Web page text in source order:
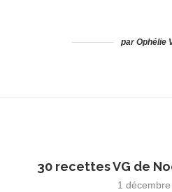
par Ophélie
30 recettes VG de
1